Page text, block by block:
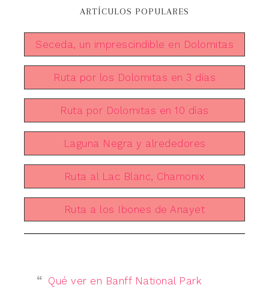
ARTÍCULOS POPULARES
Seceda, un imprescindible en Dolomitas
Ruta por los Dolomitas en 3 días
Ruta por Dolomitas en 10 días
Laguna Negra y alrededores
Ruta al Lac Blanc, Chamonix
Ruta a los Ibones de Anayet
Qué ver en Banff National Park